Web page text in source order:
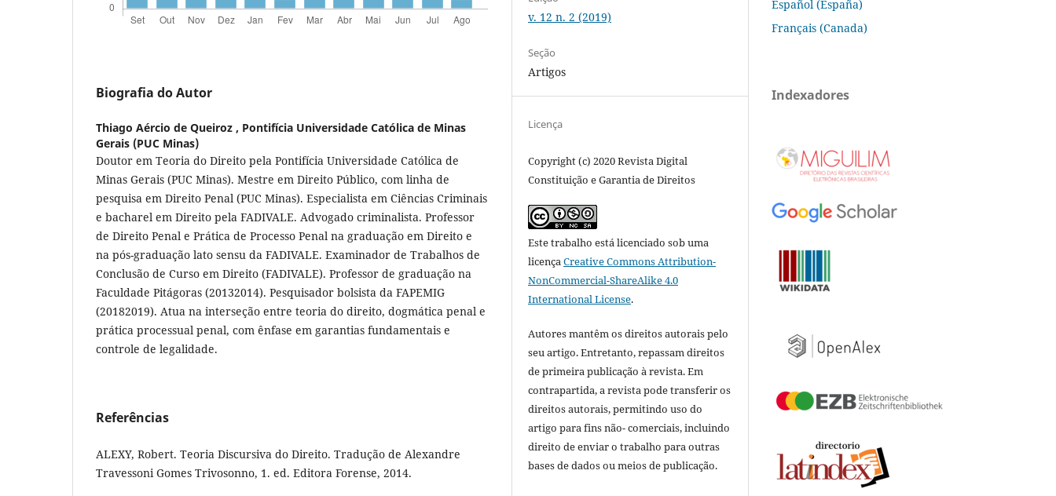
Biografia do Autor
Thiago Aércio de Queiroz , Pontifícia Universidade Católica de Minas
Gerais (PUC Minas)
Doutor em Teoria do Direito pela Pontifícia Universidade Católica de
Minas Gerais (PUC Minas). Mestre em Direito Público, com linha de
pesquisa em Direito Penal (PUC Minas). Especialista em Ciências Criminais
e bacharel em Direito pela FADIVALE. Advogado criminalista. Professor
de Direito Penal e Prática de Processo Penal na graduação em Direito e
na pós-graduação lato sensu da FADIVALE. Examinador de Trabalhos de
Conclusão de Curso em Direito (FADIVALE). Professor de graduação na
Faculdade Pitágoras (20132014). Pesquisador bolsista da FAPEMIG
(20182019). Atua na interseção entre teoria do direito, dogmática penal e
prática processual penal, com ênfase em garantias fundamentais e
controle de legalidade.
Referências
ALEXY, Robert. Teoria Discursiva do Direito. Tradução de Alexandre
Travessoni Gomes Trivosonno, 1. ed. Editora Forense, 2014.
v. 12 n. 2 (2019)
Seção
Artigos
Licença
Copyright (c) 2020 Revista Digital
Constituição e Garantia de Direitos
Este trabalho está licenciado sob uma
licençaCreative Commons Attribution-
NonCommercial-ShareAlike 4.0
International License.
Autores mantêm os direitos autorais pelo
seu artigo. Entretanto, repassam direitos
de primeira publicação à revista. Em
contrapartida, a revista pode transferir os
direitos autorais, permitindo uso do
artigo para fins não- comerciais, incluindo
direito de enviar o trabalho para outras
bases de dados ou meios de publicação.
Español (España)
Français (Canada)
Indexadores